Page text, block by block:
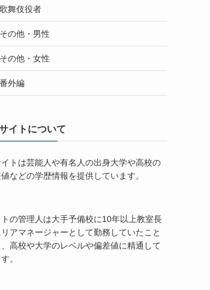
歌舞伎役者
その他・男性
その他・女性
番外編
イトについて
イトは芸能人や有名人の出身大学や高校の
などの学歴情報を提供しています。
の管理人は大手予備校に10年以上教室長
アマネージャーとして勤務していたこと
高校や大学のレベルや偏差値に精通して
。